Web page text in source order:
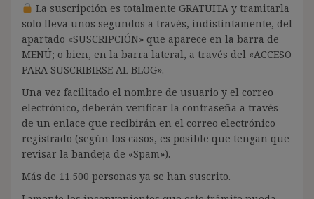
La suscripción es totalmente GRATUITA y tramitarla
solo lleva unos segundos a través, indistintamente, del
apartado «SUSCRIPCIÓN» que aparece en la barra de
MENÚ; o bien, en la barra lateral, a través del «ACCESO
PARA SUSCRIBIRSE AL BLOG».
Una vez facilitado el nombre de usuario y el correo
electrónico, deberán verificar la contraseña a través
de un enlace que recibirán en el correo electrónico
registrado (según los casos, es posible que tengan que
revisar la bandeja de «Spam»).
Más de 11.500 personas ya se han suscrito.